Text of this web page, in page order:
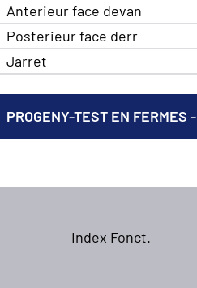
Anterieur face devan
Posterieur face derr
Jarret
PROGENY-TEST EN FERMES -
Index Fonct.